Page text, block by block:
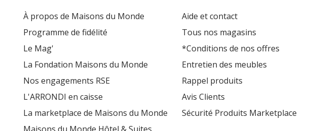
À propos de Maisons du Monde
Programme de fidélité
Le Mag'
La Fondation Maisons du Monde
Nos engagements RSE
L'ARRONDI en caisse
La marketplace de Maisons du Monde
Aide et contact
Tous nos magasins
*Conditions de nos offres
Entretien des meubles
Rappel produits
Avis Clients
Sécurité Produits Marketplace